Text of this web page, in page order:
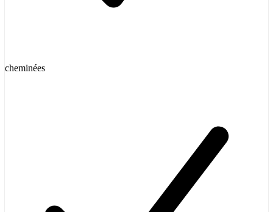
cheminées